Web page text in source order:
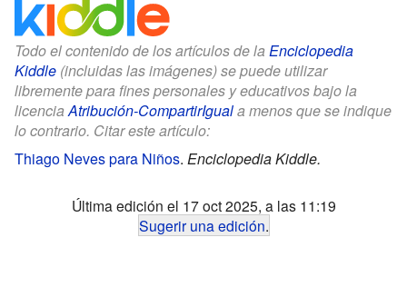
Todo el contenido de los artículos de la Enciclopedia
Kiddle (incluidas las imágenes) se puede utilizar
libremente para fines personales y educativos bajo la
licenciaAtribución-CompartirIguala menos que se indique
lo contrario. Citar este artículo:
Thiago Neves para Niños. Enciclopedia Kiddle.
Última edición el 17 oct 2025, a las 11:19
Sugerir una edición.